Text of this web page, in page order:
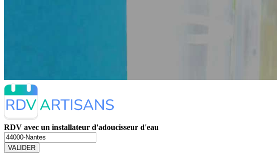
RDV avec un installateur d'adoucisseur d'eau
VALIDER